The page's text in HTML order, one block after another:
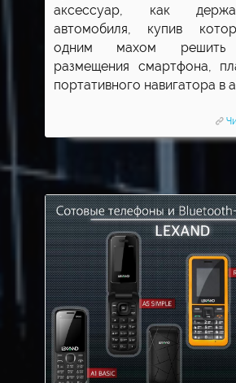
аксессуар, как
автомобиля, купив
одним махом решить
размещения смартфона,
портативного навигатора в